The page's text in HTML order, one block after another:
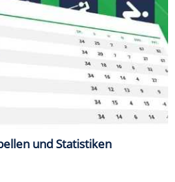
und Statistiken